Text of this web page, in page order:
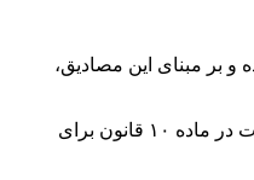
و بر مبنای این مصادیق،
وی با بیان اینکه نمایش محصولات دخانی به هرشکلی در شبکه نمایش خانگی و تولیدات رسانه‌ای ممنوع است و مشمول جریمه می‌شود، افزود: البته مبالغ جریمه ممنوعیت تبلیغات در ماده ۱۰ قانون برای